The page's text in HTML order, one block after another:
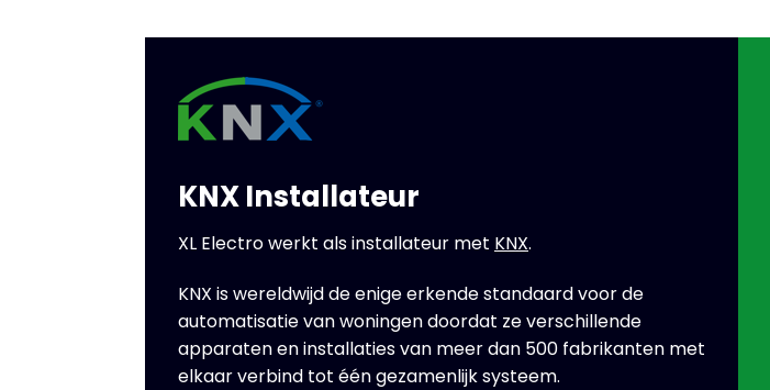
KNX Installateur
XL Electro werkt als installateur met KNX.
KNX is wereldwijd de enige erkende standaard voor de
automatisatie van woningen doordat ze verschillende
apparaten en installaties van meer dan 500 fabrikanten met
elkaar verbind tot één gezamenlijk systeem.